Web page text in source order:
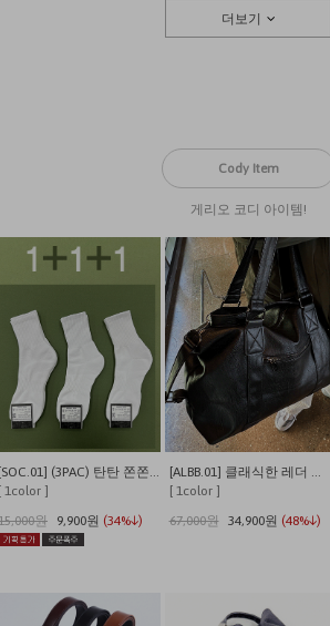
더보기
Cody Item
게리오 코디 아이템!
[SOC.01] (3PAC) 탄탄 쫀쫀 발이 편안한 쿠셔닝 사계절 데일리양말
1color ]
원
9,900원 (34%↓)
[ALBB.01] 클래식한 레더 크로스 보스턴백
[ 1color ]
67,000원
34,900원 (48%↓)